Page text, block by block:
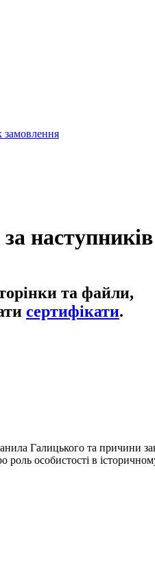
замовлення
та файли,
сертифікати.
Галицького та причини
особистості в